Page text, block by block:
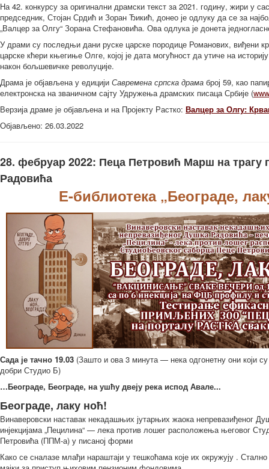
На 42. конкурсу за оригинални драмски текст за 2021. годину, жири у
председник, Стојан Срдић и Зоран Ђикић, донео је одлуку да се за
„Валцер за Олгу“ Зорана Стефановића. Ова одлука је донета
У драми су последњи дани руске царске породице Романових, виђени
царске кћери књегиње Олге, којој је дата могућност да утиче на
након бољшевичке револуције.
Драма је објављена у едицији Савремена српска драма број 59, као
електронска на званичном сајту Удружења драмских писаца Србије (
Верзија драме је објављена и на Пројекту Растко: Валцер за Олгу:
Објављено: 26.03.2022
28. фебруар 2022: Пеца Петровић Марш на трагу
Радовића
Е-библиотека „Београде,
Сада је тачно 19.03 (Зашто и ова 3 минута — нека одгонетну они који
добри Студио Б)
…Београде, Београде, на ушћу двеју река испод Авале...
Београде, лаку ноћ!
Винаверовски наставак некадашњих јутарњих жаока непревазиђеног
инјекцијама „Пецилина“ — лека против лошег расположења његовог
Петровића (ППМ-а) у писаној форми
Како се сналазе млађи нараштаји у тешкоћама које их окружују .